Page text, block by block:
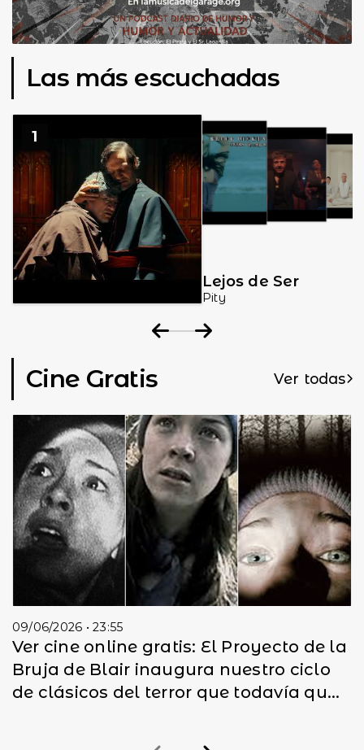
Las más escuchadas
1
Lejos de Ser
Pity
3
4
Cine Gratis Ver todas
09/06/2026 • 23:55
Ver cine online gratis: El Proyecto de la
Bruja de Blair inaugura nuestro ciclo
de clásicos del terror que todavía qu...